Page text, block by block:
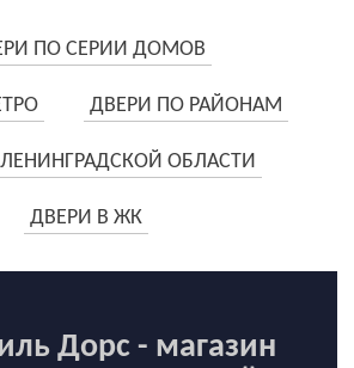
ПО СЕРИИ ДОМОВ
ДВЕРИ ПО РАЙОНАМ
ОБЛАСТИ
ДВЕРИ В ЖК